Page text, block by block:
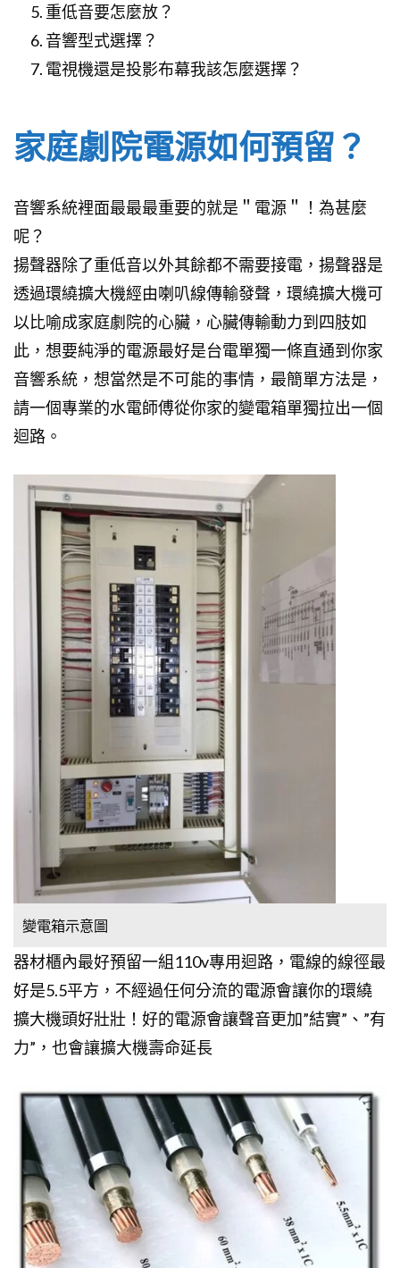
重低音要怎麼放？
音響型式選擇？
電視機還是投影布幕我該怎麼選擇？
家庭劇院電源如何預留？
音響系統裡面最最最重要的就是＂電源＂！為甚麼
呢？
揚聲器除了重低音以外其餘都不需要接電，揚聲器是
透過環繞擴大機經由喇叭線傳輸發聲，環繞擴大機可
以比喻成家庭劇院的心臟，心臟傳輸動力到四肢如
此，想要純淨的電源最好是台電單獨一條直通到你家
音響系統，想當然是不可能的事情，最簡單方法是，
請一個專業的水電師傅從你家的變電箱單獨拉出一個
迴路。
變電箱示意圖
器材櫃內最好預留一組110v專用迴路，電線的線徑最
好是5.5平方，不經過任何分流的電源會讓你的環繞
擴大機頭好壯壯！好的電源會讓聲音更加”結實”、”有
力”，也會讓擴大機壽命延長